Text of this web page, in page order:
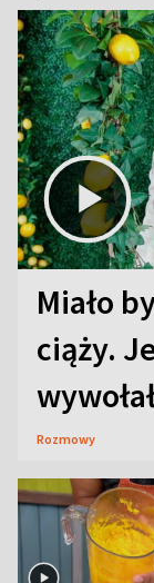
Miało
ciąży.
Rozmowy